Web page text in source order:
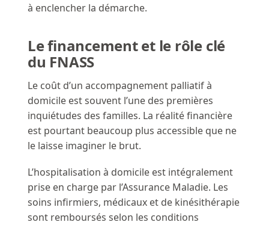
à enclencher la démarche.
Le financement et le rôle clé
du FNASS
Le coût d’un accompagnement palliatif à
domicile est souvent l’une des premières
inquiétudes des familles. La réalité financière
est pourtant beaucoup plus accessible que ne
le laisse imaginer le brut.
L’hospitalisation à domicile est intégralement
prise en charge par l’Assurance Maladie. Les
soins infirmiers, médicaux et de kinésithérapie
sont remboursés selon les conditions